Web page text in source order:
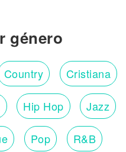
género
Country Cristiana
Hip Hop Jazz
Pop R&B